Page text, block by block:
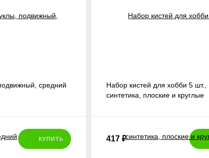
средний
КУПИТЬ
Набор кистей для хобби 5 шт.,
синтетика, плоские и круглые
417₽